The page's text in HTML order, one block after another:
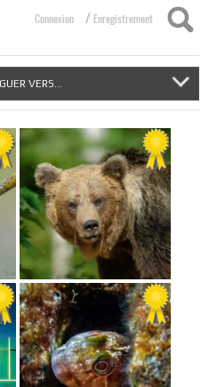
Connexion / Enregistrement
VERS...